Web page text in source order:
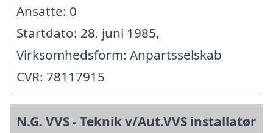
Ansatte: 0
Startdato: 28. juni 1985,
Virksomhedsform: Anpartsselskab
CVR: 78117915
N.G. VVS - Teknik v/Aut.VVS installatør